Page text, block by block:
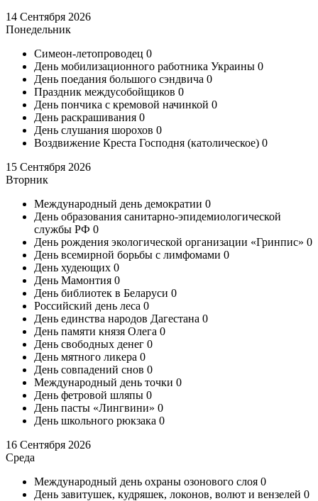
14 Сентября 2026
Понедельник
Симеон-летопроводец 0
День мобилизационного работника Украины 0
День поедания большого сэндвича 0
Праздник междусобойщиков 0
День пончика с кремовой начинкой 0
День раскрашивания 0
День слушания шорохов 0
Воздвижение Креста Господня (католическое) 0
15 Сентября 2026
Вторник
Международный день демократии 0
День образования санитарно-эпидемиологической
службы РФ 0
День рождения экологической организации «Гринпис» 0
День всемирной борьбы с лимфомами 0
День худеющих 0
День Мамонтия 0
День библиотек в Беларуси 0
Российский день леса 0
День единства народов Дагестана 0
День памяти князя Олега 0
День свободных денег 0
День мятного ликера 0
День совпадений снов 0
Международный день точки 0
День фетровой шляпы 0
День пасты «Лингвини» 0
День школьного рюкзака 0
16 Сентября 2026
Среда
Международный день охраны озонового слоя 0
День завитушек, кудряшек, локонов, волют и вензелей 0